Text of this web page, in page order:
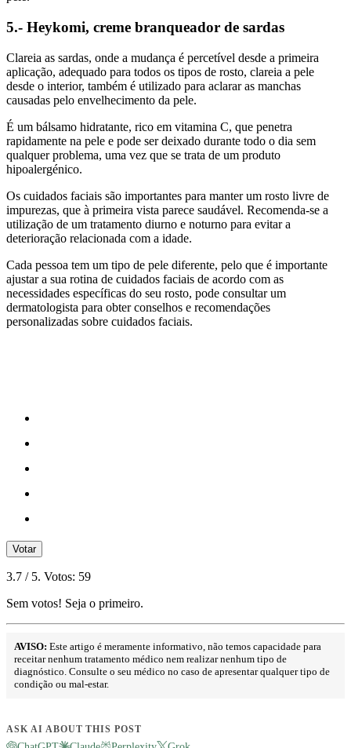
5.- Heykomi, creme branqueador de sardas
Clareia as sardas, onde a mudança é percetível desde a primeira
aplicação, adequado para todos os tipos de rosto, clareia a pele
desde o interior, também é utilizado para aclarar as manchas
causadas pelo envelhecimento da pele.
É um bálsamo hidratante, rico em vitamina C, que penetra
rapidamente na pele e pode ser deixado durante todo o dia sem
qualquer problema, uma vez que se trata de um produto
hipoalergénico.
Os cuidados faciais são importantes para manter um rosto livre de
impurezas, que à primeira vista parece saudável. Recomenda-se a
utilização de um tratamento diurno e noturno para evitar a
deterioração relacionada com a idade.
Cada pessoa tem um tipo de pele diferente, pelo que é importante
ajustar a sua rotina de cuidados faciais de acordo com as
necessidades específicas do seu rosto, pode consultar um
dermatologista para obter conselhos e recomendações
personalizadas sobre cuidados faciais.
Votar
3.7 / 5. Votos: 59
Sem votos! Seja o primeiro.
AVISO: Este artigo é meramente informativo, não temos capacidade para
receitar nenhum tratamento médico nem realizar nenhum tipo de
diagnóstico. Consulte o seu médico no caso de apresentar qualquer tipo de
condição ou mal-estar.
ASK AI ABOUT THIS POST